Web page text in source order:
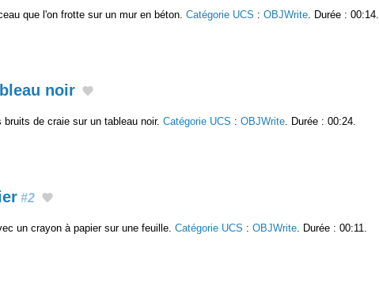
que l'on frotte sur un mur en béton. Catégorie UCS : OBJWrite. Durée : 00:14.
noir
bruits de craie sur un tableau noir. Catégorie UCS : OBJWrite. Durée : 00:24.
#2
un crayon à papier sur une feuille. Catégorie UCS : OBJWrite. Durée : 00:11.